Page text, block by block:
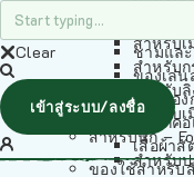
ทรายแ
ห้องน้ำ
ชามแล
ของเล่น
วัสดุรอง
ปลอก
เสื้อผ้าสั
ของใช้สำหรับ
สำหรับ
สำหรับเ
สำหรับ
สำหรับ
สำหรับเ
สำหรับนก –
สำหรับ
Clear
เข้าสู่ระบบ/ลงชื่อ